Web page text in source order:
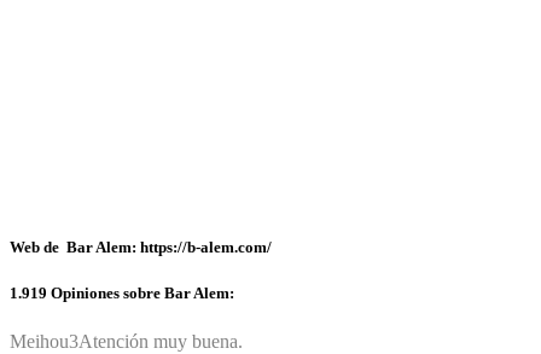
Web de Bar Alem: https://b-alem.com/
1.919 Opiniones sobre Bar Alem:
Meihou3Atención muy buena.